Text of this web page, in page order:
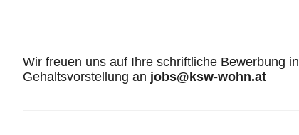
Wir freuen uns auf Ihre schriftliche Bewerbung
Gehaltsvorstellung an jobs@ksw-wohn.at